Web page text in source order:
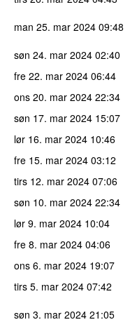
man 25. mar 2024 09:48
søn 24. mar 2024 02:40
fre 22. mar 2024 06:44
ons 20. mar 2024 22:34
søn 17. mar 2024 15:07
lør 16. mar 2024 10:46
fre 15. mar 2024 03:12
tirs 12. mar 2024 07:06
søn 10. mar 2024 22:34
lør 9. mar 2024 10:04
fre 8. mar 2024 04:06
ons 6. mar 2024 19:07
tirs 5. mar 2024 07:42
søn 3. mar 2024 21:05